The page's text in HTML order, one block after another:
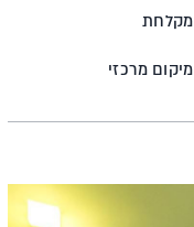
מקלחת
מיקום מרכזי